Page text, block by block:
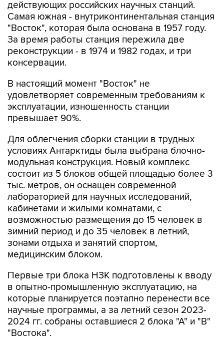
действующих российских научных станций.
Самая южная - внутриконтинентальная станция
"Восток", которая была основана в 1957 году.
За время работы станция пережила две
реконструкции - в 1974 и 1982 годах, и три
консервации.
В настоящий момент "Восток" не
удовлетворяет современным требованиям к
эксплуатации, изношенность станции
превышает 90%.
Для облегчения сборки станции в трудных
условиях Антарктиды была выбрана блочно-
модульная конструкция. Новый комплекс
состоит из 5 блоков общей площадью более 3
тыс. метров, он оснащен современной
лабораторией для научных исследований,
кабинетами и жилыми комнатами, с
возможностью размещения до 15 человек в
зимний период и до 35 человек в летний,
зонами отдыха и занятий спортом,
медицинским блоком.
Первые три блока НЗК подготовлены к вводу
в опытно-промышленную эксплуатацию, на
которые планируется поэтапно перенести все
научные программы, а за летний сезон 2023-
2024 гг. собраны оставшиеся 2 блока "А" и "В"
"Востока".